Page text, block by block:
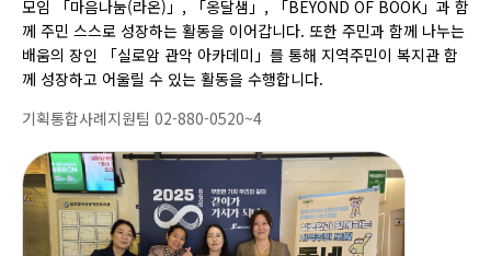
모임 「마음나눔(라온)」, 「옹달샘」, 「BEYOND OF BOOK」과 함
께 주민 스스로 성장하는 활동을 이어갑니다. 또한 주민과 함께 나누는
배움의 장인 「실로암 관악 아카데미」를 통해 지역주민이 복지관 함
께 성장하고 어울릴 수 있는 활동을 수행합니다.
기획통합사례지원팀 02-880-0520~4